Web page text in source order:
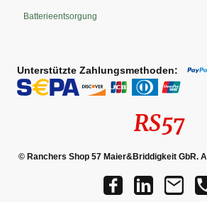
Batterieentsorgung
Unterstützte Zahlungsmethoden:
RS57
© Ranchers Shop 57 Maier&Briddigkeit GbR.